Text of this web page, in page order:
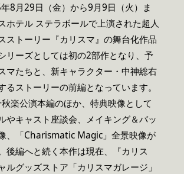
8月29日（金）から9月9日（火）ま
ホテル ステラボールで上演された超人
ストーリー『カリスマ』の舞台化作品
リーズとしては初の2部作となり、予
マたちと、新キャラクター・中神総右
るストーリーの前編となっています。
楽公演本編のほか、特典映像として
やキャスト座談会、メイキング＆バッ
、「Charismatic Magic」全景映像が
後編へと続く本作は現在、『カリス
ルグッズストア「カリスマガレージ」